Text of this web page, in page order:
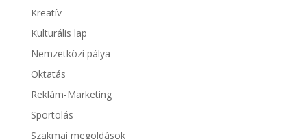
Kreatív
Kulturális lap
Nemzetközi pálya
Oktatás
Reklám-Marketing
Sportolás
Szakmai megoldások